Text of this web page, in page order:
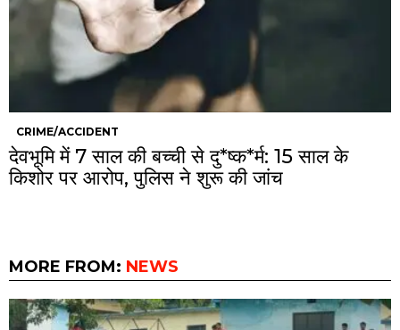
CRIME/ACCIDENT
देवभूमि में 7 साल की बच्ची से दु*ष्क*र्म: 15 साल के
किशोर पर आरोप, पुलिस ने शुरू की जांच
MORE FROM: NEWS